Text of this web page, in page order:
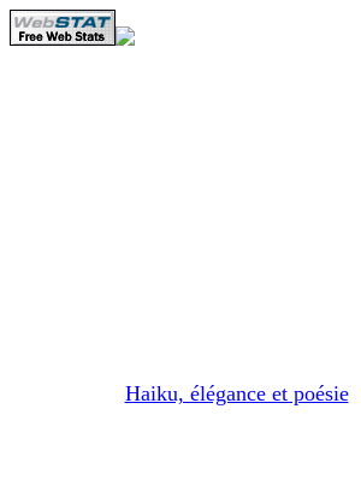
Haiku, élégance et poésie